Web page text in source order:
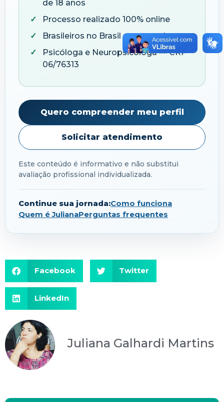
de 18 anos
Processo realizado 100% online
Brasileiros no Brasil e no exterior
Psicóloga e Neuropsicóloga — CRP
06/76313
Quero compreender meu perfil
Solicitar atendimento
Este conteúdo é informativo e não substitui
avaliação profissional individualizada.
Continue sua jornada:Como funciona
Quem é JulianaPerguntas frequentes
Facebook Twitter
LinkedIn
Juliana Galhardi Martins